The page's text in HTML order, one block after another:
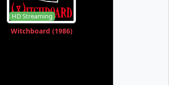
HD Streaming
Witchboard (1986)